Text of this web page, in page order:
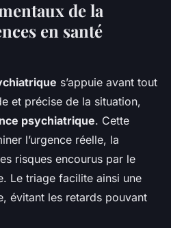
de la
en santé
s’appuie avant tout
et précise de la situation,
psychiatrique. Cette
l’urgence réelle, la
risques encourus par le
Le triage facilite ainsi une
évitant les retards pouvant